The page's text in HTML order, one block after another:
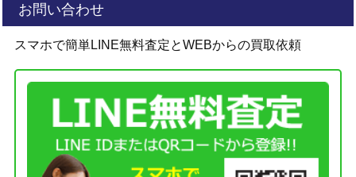
お問い合わせ
スマホで簡単LINE無料査定とWEBからの買取依頼